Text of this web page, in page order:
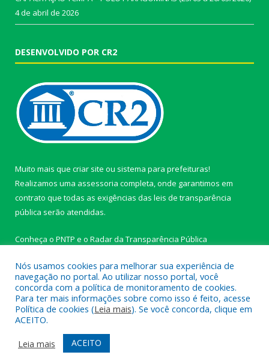
4 de abril de 2026
DESENVOLVIDO POR CR2
Muito mais que criar site ou sistema para prefeituras!
Realizamos uma assessoria completa, onde garantimos em
contrato que todas as exigências das leis de transparência
pública serão atendidas.
Conheça o PNTP e o Radar da Transparência Pública
Todos os direitos reservados a Câmara Municipal de Ipixuna do
Pará.
Mapa do Site
Acessar Área Administrativa
Nós usamos cookies para melhorar sua experiência de
navegação no portal. Ao utilizar nosso portal, você
concorda com a política de monitoramento de cookies.
Para ter mais informações sobre como isso é feito, acesse
Política de cookies (Leia mais). Se você concorda, clique em
ACEITO.
Leia mais
ACEITO